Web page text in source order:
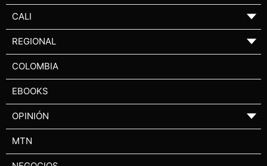
CALI ▼
REGIONAL ▼
COLOMBIA
EBOOKS
OPINIÓN ▼
MTN